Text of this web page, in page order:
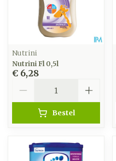
Nutrini
Nutrini Fl 0,5l
€ 6,28
Bestel